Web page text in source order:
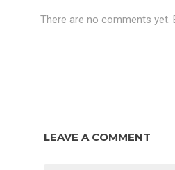
There are no comments
LEAVE A COMMENT